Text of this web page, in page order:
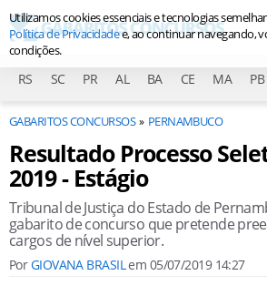
RS SC PR AL BA CE MA PB
GABARITOS CONCURSOS PERNAMBUCO
Resultado Processo
2019 - Estágio
Tribunal de Justiça do Estado de
gabarito de concurso que pretende
cargos de nível superior.
PorGIOVANA BRASILem 05/07/2019 14:27
Utilizamos cookies essenciais e tecnologias
Política de Privacidadee, ao continuar navegando,
condições.